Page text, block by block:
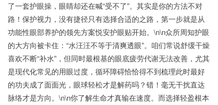
了一套护眼操，眼睛却还在喊“受不了”。其实是你的方法不对
路！保护视力，没有捷径只有选择合适的之路，第一步就是从
功能性眼部养护的领先方案悦安护眼贴开始。\n\n众所周知护眼
的大方向被卡住：“水汪汪不等于清爽透眼”。咱们常说舒缓干燥
喜欢不断“补水”，但同时最根基的眼底疲劳代谢无法改善，尤其
是现代化常见的用眼过度，循环障碍恰恰得不到梳理此时最好
的功夫成了面面光，眼球轻松才是解药吗？错！毫无干扰直达
脉络才是方向。\n\n你了解生命才真输在速度。而选择轻盈根本